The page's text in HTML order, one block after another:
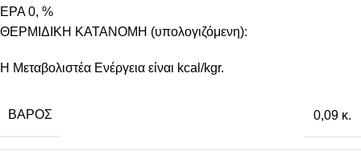
EPA 0, %
ΘΕΡΜΙΔΙΚΗ ΚΑΤΑΝΟΜΗ (υπολογιζόμενη):
Η Μεταβολιστέα Ενέργεια είναι kcal/kgr.
ΒΆΡΟΣ 0,09 κ.